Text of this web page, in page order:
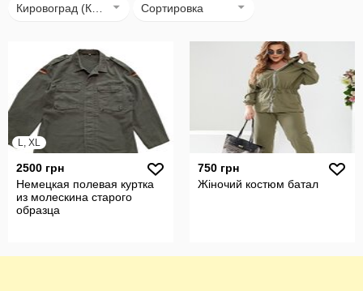
Сортировка
L, XL
2500 грн
Немецкая полевая куртка
из молескина старого
образца
750 грн
Жіночий костюм батал